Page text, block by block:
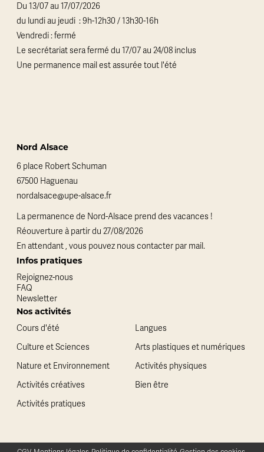
Du 13/07 au 17/07/2026
du lundi au jeudi : 9h-12h30 / 13h30-16h
Vendredi : fermé
Le secrétariat sera fermé du 17/07 au 24/08 inclus
Une permanence mail est assurée tout l'été
Nord Alsace
6 place Robert Schuman
67500 Haguenau
nordalsace@upe-alsace.fr
La permanence de Nord-Alsace prend des vacances !
Réouverture à partir du 27/08/2026
En attendant , vous pouvez nous contacter par mail.
Infos pratiques
Rejoignez-nous
FAQ
Newsletter
Nos activités
Cours d'été
Langues
Culture et Sciences
Arts plastiques et numériques
Nature et Environnement
Activités physiques
Activités créatives
Bien être
Activités pratiques